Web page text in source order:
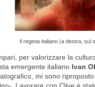
Il regista italiano (a destra,
per valorizzare la
emergente italiano Ivan
mi sono